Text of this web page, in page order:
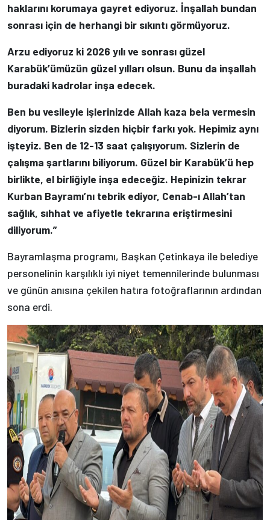
haklarını korumaya gayret ediyoruz. İnşallah bundan
sonrası için de herhangi bir sıkıntı görmüyoruz.
Arzu ediyoruz ki 2026 yılı ve sonrası güzel
Karabük’ümüzün güzel yılları olsun. Bunu da inşallah
buradaki kadrolar inşa edecek.
Ben bu vesileyle işlerinizde Allah kaza bela vermesin
diyorum. Bizlerin sizden hiçbir farkı yok. Hepimiz aynı
işteyiz. Ben de 12-13 saat çalışıyorum. Sizlerin de
çalışma şartlarını biliyorum. Güzel bir Karabük’ü hep
birlikte, el birliğiyle inşa edeceğiz. Hepinizin tekrar
Kurban Bayramı’nı tebrik ediyor, Cenab-ı Allah’tan
sağlık, sıhhat ve afiyetle tekrarına eriştirmesini
diliyorum.”
Bayramlaşma programı, Başkan Çetinkaya ile belediye
personelinin karşılıklı iyi niyet temennilerinde bulunması
ve günün anısına çekilen hatıra fotoğraflarının ardından
sona erdi.